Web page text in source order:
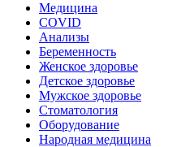
Медицина
COVID
Анализы
Беременность
Женское здоровье
Детское здоровье
Мужское здоровье
Стоматология
Оборудование
Народная медицина